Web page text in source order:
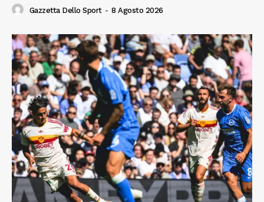
Gazzetta Dello Sport - 8 Agosto 2026